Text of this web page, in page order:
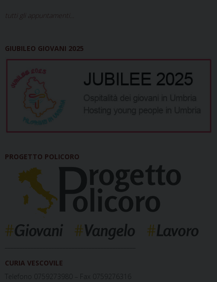
tutti gli appuntamenti...
GIUBILEO GIOVANI 2025
PROGETTO POLICORO
CURIA VESCOVILE
Telefono 0759273980 – Fax 0759276316